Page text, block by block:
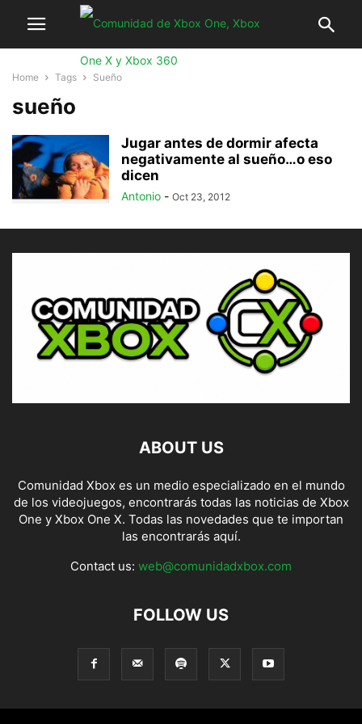
Home Tags Sueño
sueño
Jugar antes de dormir afecta
negativamente al sueño…o eso
dicen
Antonio - Oct 23, 2012
ABOUT US
Comunidad Xbox es un medio especializado en el mundo
de los videojuegos, encontrarás todas las noticias de Xbox
One y Xbox One X. Todas las novedades que te importan
las encontrarás aquí.
Contact us: web@comunidadxbox.com
FOLLOW US